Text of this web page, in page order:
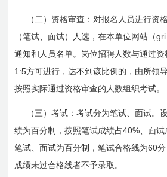
（二）资格审查：对报名人员进行资
（笔试、面试）人选，在本单位网站（
通知和人员名单。岗位招聘人数与通过资
1:5方可进行，达不到该比例的，由所领
按照实际通过资格审查的人数组织考试。
（三）考试：考试分为笔试、面试。
绩为百分制，按照笔试成绩占40% 、面
笔试、面试为百分制，笔试合格线为60
成绩未过合格线者不予录取。